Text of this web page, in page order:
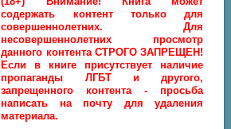
содержать контент только для
совершеннолетних. Для
несовершеннолетних просмотр
данного контента СТРОГО ЗАПРЕЩЕН!
Если в книге присутствует наличие
пропаганды ЛГБТ и другого,
запрещенного контента - просьба
написать на почту для удаления
материала.